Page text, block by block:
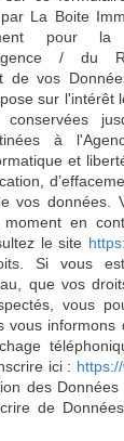
La Boite
pour
/ du
de vos
sur l'intérêt
à
et
vos données.
en
le site
Si vous
que vos
vous
informons
ici :
des Données
de